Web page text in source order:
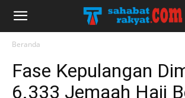
Beranda
Fase Kepulangan
6.333 Jemaah Haji